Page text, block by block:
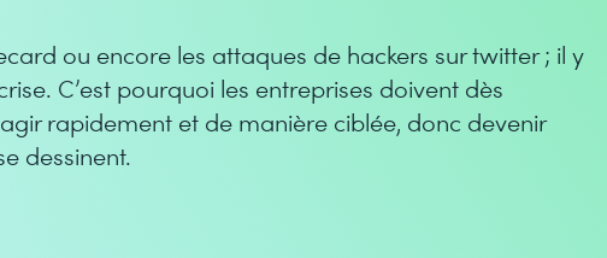
ou encore les attaques de hackers sur twitter ; il y
C’est pourquoi les entreprises doivent dès
rapidement et de manière ciblée, donc devenir
dessinent.